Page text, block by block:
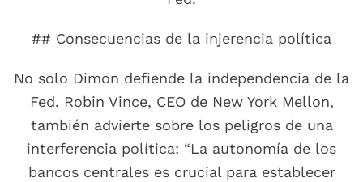
## Consecuencias de la injerencia política
No solo Dimon defiende la independencia de la
Fed. Robin Vince, CEO de New York Mellon,
también advierte sobre los peligros de una
interferencia política: “La autonomía de los
bancos centrales es crucial para establecer